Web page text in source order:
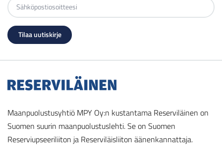
Maanpuolustusyhtiö MPY Oy:n kustantama Reserviläinen on
Suomen suurin maanpuolustuslehti. Se on Suomen
Reserviupseeriliiton ja Reserviläisliiton äänenkannattaja.